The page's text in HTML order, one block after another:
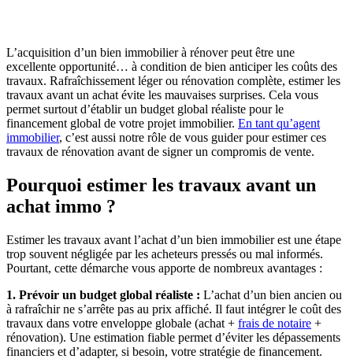
L’acquisition d’un bien immobilier à rénover peut être une
excellente opportunité… à condition de bien anticiper les coûts des
travaux. Rafraîchissement léger ou rénovation complète, estimer les
travaux avant un achat évite les mauvaises surprises. Cela vous
permet surtout d’établir un budget global réaliste pour le
financement global de votre projet immobilier. En tant qu’agent
immobilier, c’est aussi notre rôle de vous guider pour estimer ces
travaux de rénovation avant de signer un compromis de vente.
Pourquoi estimer les travaux avant un
achat immo ?
Estimer les travaux avant l’achat d’un bien immobilier est une étape
trop souvent négligée par les acheteurs pressés ou mal informés.
Pourtant, cette démarche vous apporte de nombreux avantages :
1. Prévoir un budget global réaliste : L’achat d’un bien ancien ou
à rafraîchir ne s’arrête pas au prix affiché. Il faut intégrer le coût des
travaux dans votre enveloppe globale (achat + frais de notaire +
rénovation). Une estimation fiable permet d’éviter les dépassements
financiers et d’adapter, si besoin, votre stratégie de financement.